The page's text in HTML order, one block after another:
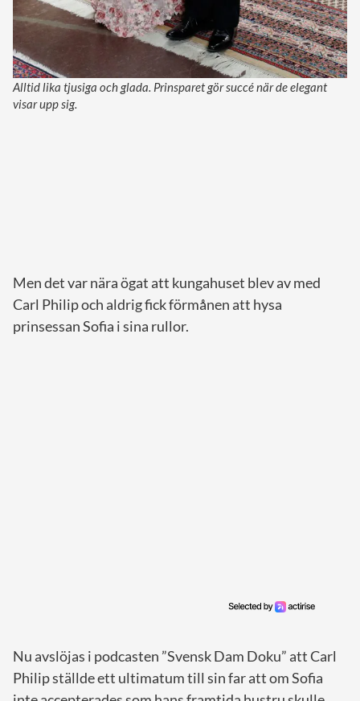
Alltid lika tjusiga och glada. Prinsparet gör succé när de elegant
visar upp sig.
Men det var nära ögat att kungahuset blev av med
Carl Philip och aldrig fick förmånen att hysa
prinsessan Sofia i sina rullor.
Nu avslöjas i podcasten ”Svensk Dam Doku” att Carl
Philip ställde ett ultimatum till sin far att om Sofia